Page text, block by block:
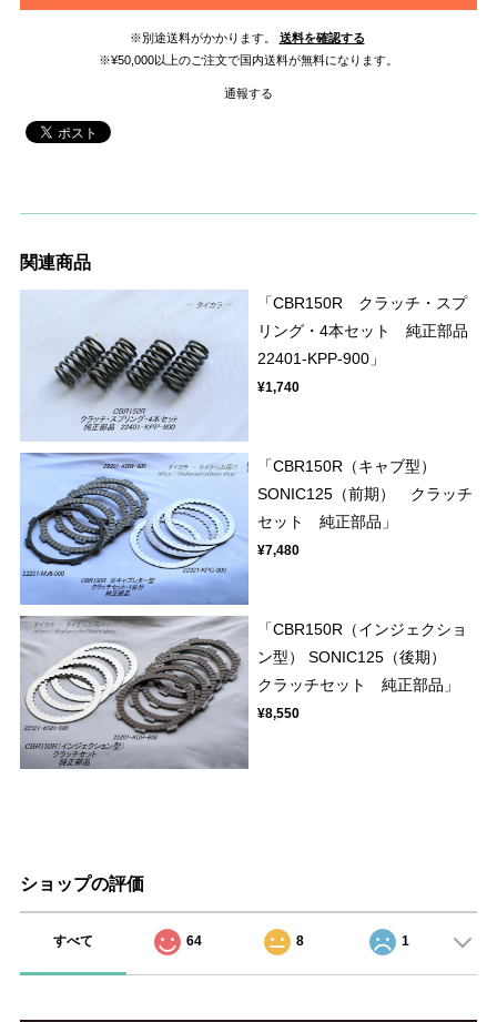
※別途送料がかかります。
送料を確認する
※¥50,000以上のご注文で国内送料が無料になります。
通報する
関連商品
「CBR150R クラッチ・スプ
リング・4本セット 純正部品
22401-KPP-900」
¥1,740
「CBR150R（キャブ型）
SONIC125（前期） クラッチ
セット 純正部品」
¥7,480
「CBR150R（インジェクショ
ン型） SONIC125（後期）
クラッチセット 純正部品」
¥8,550
ショップの評価
すべて 64 8 1